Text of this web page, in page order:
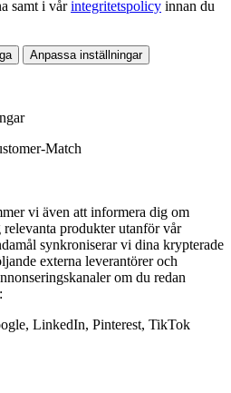
samt i vårintegritetspolicy innan du
Anpassa inställningar
Match
vi även att informera dig om
produkter utanför vår
synkroniserar vi dina krypterade
externa leverantörer och
om du redan
LinkedIn, Pinterest, TikTok